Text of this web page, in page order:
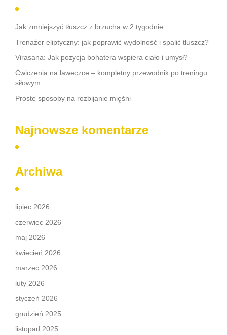
Jak zmniejszyć tłuszcz z brzucha w 2 tygodnie
Trenażer eliptyczny: jak poprawić wydolność i spalić tłuszcz?
Virasana: Jak pozycja bohatera wspiera ciało i umysł?
Ćwiczenia na ławeczce – kompletny przewodnik po treningu
siłowym
Proste sposoby na rozbijanie mięśni
Najnowsze komentarze
Archiwa
lipiec 2026
czerwiec 2026
maj 2026
kwiecień 2026
marzec 2026
luty 2026
styczeń 2026
grudzień 2025
listopad 2025